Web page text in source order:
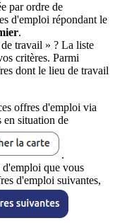
par ordre de
d'emploi répondant le
.
travail » ? La liste
critères. Parmi
dont le lieu de travail
offres d'emploi via
en situation de
.
que vous
d'emploi suivantes,